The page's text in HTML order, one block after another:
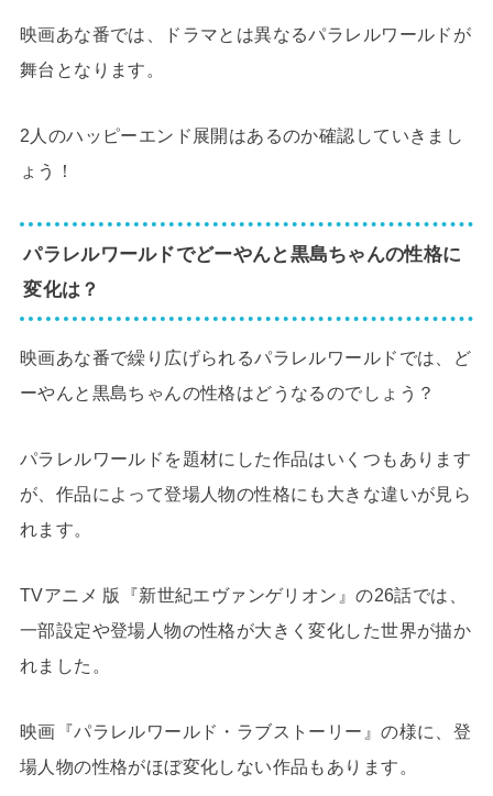
映画あな番では、ドラマとは異なるパラレルワールドが
舞台となります。
2人のハッピーエンド展開はあるのか確認していきまし
ょう！
パラレルワールドでどーやんと黒島ちゃんの性格に
変化は？
映画あな番で繰り広げられるパラレルワールドでは、ど
ーやんと黒島ちゃんの性格はどうなるのでしょう？
パラレルワールドを題材にした作品はいくつもあります
が、作品によって登場人物の性格にも大きな違いが見ら
れます。
TVアニメ 版『新世紀エヴァンゲリオン』の26話では、
一部設定や登場人物の性格が大きく変化した世界が描か
れました。
映画『パラレルワールド・ラブストーリー』の様に、登
場人物の性格がほぼ変化しない作品もあります。